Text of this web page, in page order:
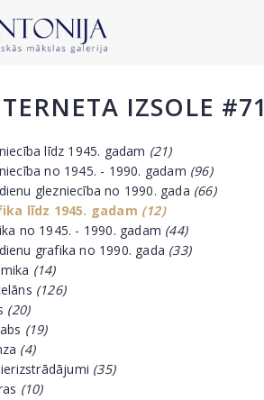
IZSOLE #71
līdz 1945. gadam (21)
no 1945. - 1990. gadam (96)
glezniecība no 1990. gada (66)
līdz 1945. gadam (12)
no 1945. - 1990. gadam (44)
grafika no 1990. gada (33)
(14)
(126)
(20)
(19)
(4)
(35)
(10)